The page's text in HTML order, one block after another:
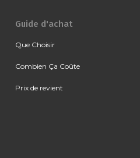
Guide d'achat
Que Choisir
Combien Ça Coûte
Prix de revient